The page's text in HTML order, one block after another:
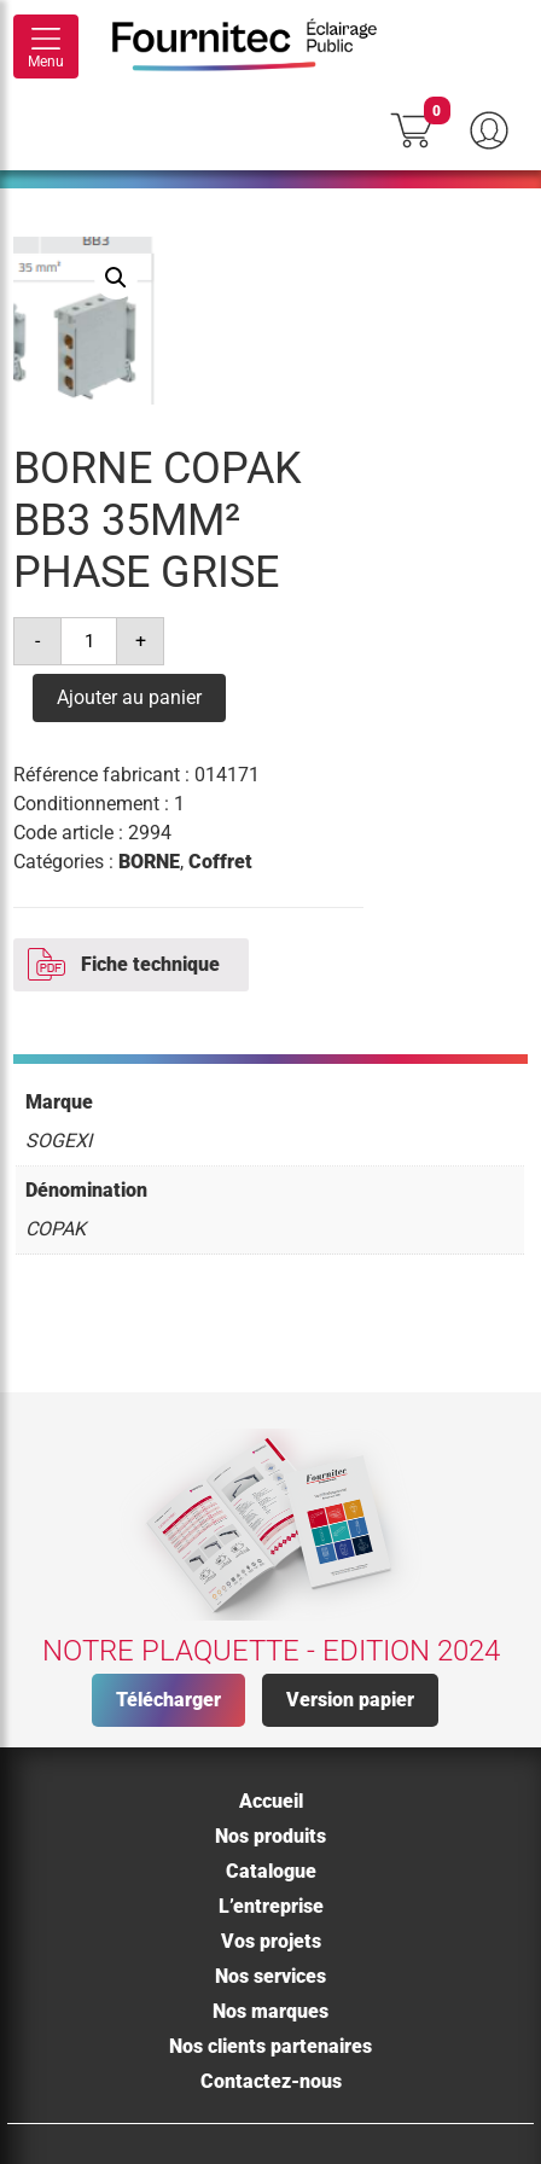
Menu
0
BORNE COPAK
BB3 35MM²
PHASE GRISE
-
quantité
borne
bb3
35mm²
+
Ajouter au panier
Référence fabricant : 014171
Conditionnement : 1
Code article :2994
Catégories :BORNE,Coffret
Fiche technique
Marque
SOGEXI
Dénomination
COPAK
NOTRE PLAQUETTE - EDITION 2024
Télécharger Version papier
Accueil
Nos produits
Catalogue
L’entreprise
Vos projets
Nos services
Nos marques
Nos clients partenaires
Contactez-nous